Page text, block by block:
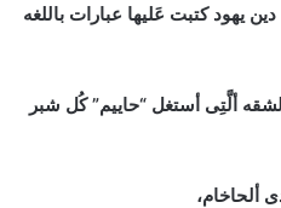
يهود كتبت عَليها عبارات باللغه
ألَّتِى أستغل “حاييم” كُل شبر
ألحاخام،